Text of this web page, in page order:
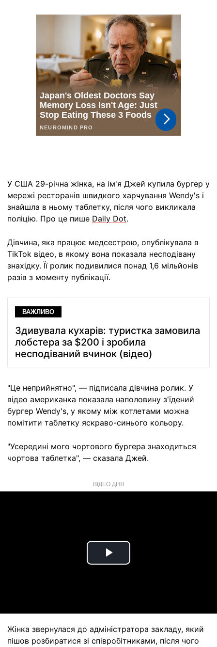
У США 29-річна жінка, на ім'я Джей купила бургер у
мережі ресторанів швидкого харчування Wendy's і
знайшла в ньому таблетку, після чого викликала
поліцію. Про це пише Daily Dot.
Дівчина, яка працює медсестрою, опублікувала в
TikTok відео, в якому вона показала несподівану
знахідку. Її ролик подивилися понад 1,6 мільйонів
разів з моменту публікації.
ВАЖЛИВО
Здивувала кухарів: туристка замовила
лобстера за $200 і зробила
несподіваний вчинок (відео)
"Це неприйнятно", — підписала дівчина ролик. У
відео американка показала наполовину з'їдений
бургер Wendy's, у якому між котлетами можна
помітити таблетку яскраво-синього кольору.
"Усередині мого чортового бургера знаходиться
чортова таблетка", — сказала Джей.
ВІДЕО ДНЯ
Play
Жінка звернулася до адміністратора закладу, який
пішов розбиратися зі співробітниками, після чого